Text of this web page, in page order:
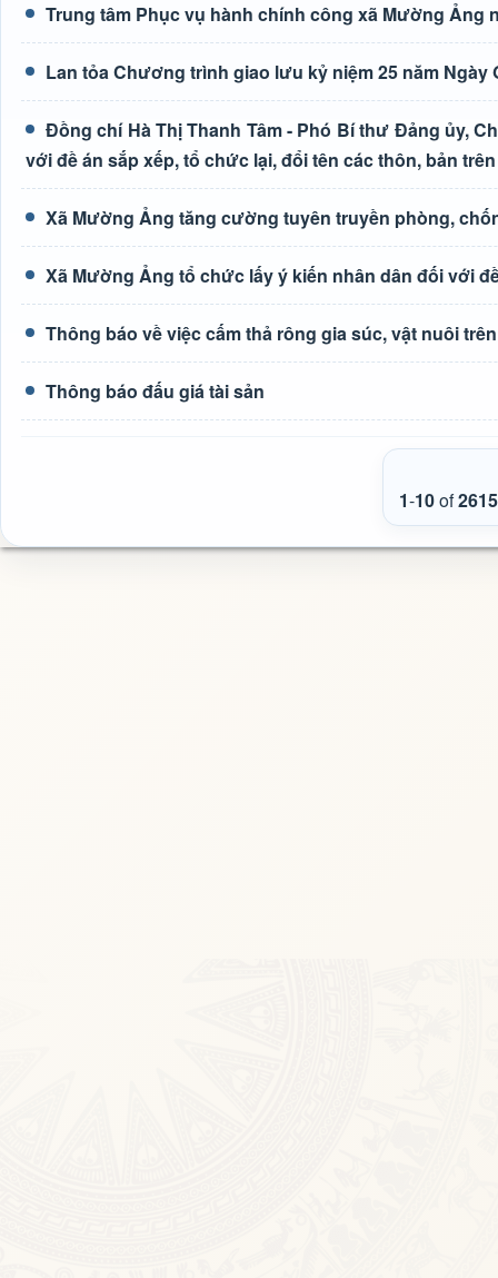
Trung tâm Phục vụ hành chính công xã Mường Ảng
Lan tỏa Chương trình giao lưu kỷ niệm 25 năm Ngày
Đồng chí Hà Thị Thanh Tâm - Phó Bí thư Đảng ủy,
với đề án sắp xếp, tổ chức lại, đổi tên các thôn, bản
Xã Mường Ảng tăng cường tuyên truyền phòng,
Xã Mường Ảng tổ chức lấy ý kiến nhân dân đối với
Thông báo về việc cấm thả rông gia súc, vật nuôi
Thông báo đấu giá tài sản
1-10of2615